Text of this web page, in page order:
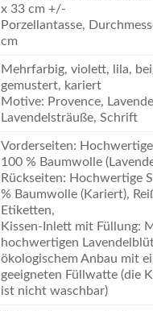
x 33 cm +/-
Porzellantasse,
cm
Mehrfarbig, violett, lila,
gemustert, kariert
Motive: Provence,
Lavendelsträuße, Schrift
Vorderseiten:
100 % Baumwolle
Rückseiten: Hochwertige
% Baumwolle (Kariert),
Etiketten,
Kissen-Inlett mit Füllung:
hochwertigen
ökologischem Anbau mit
geeigneten Füllwatte (die
ist nicht waschbar)